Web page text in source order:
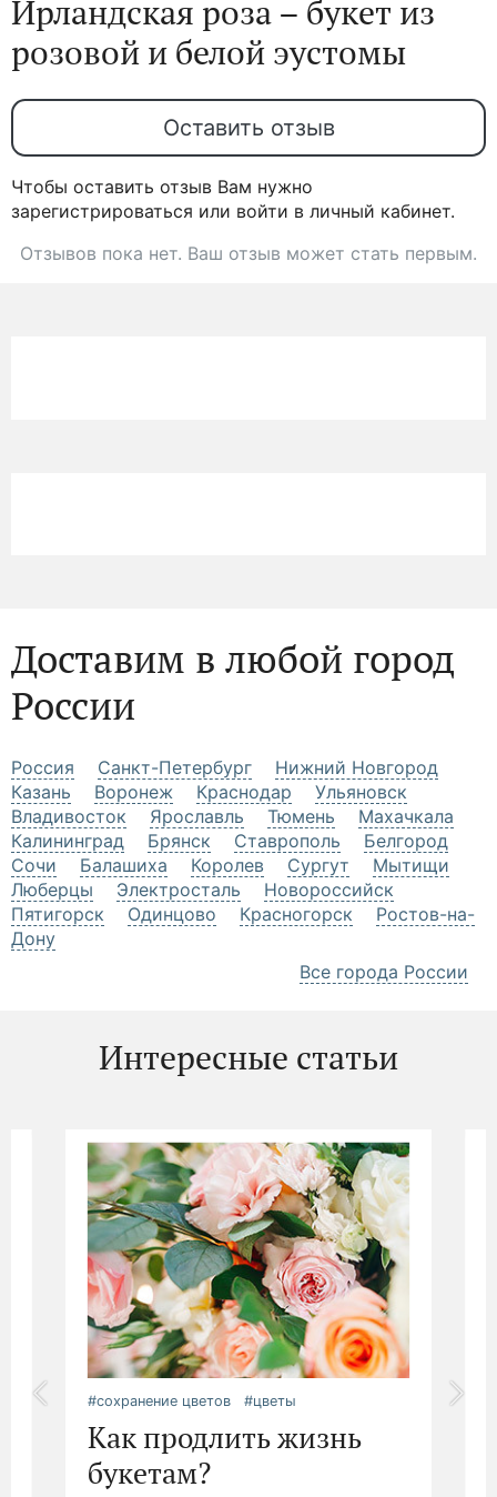
Ирландская роза – букет из
розовой и белой эустомы
Оставить отзыв
Чтобы оставить отзыв Вам нужно
зарегистрироваться или войти в личный кабинет.
Отзывов пока нет. Ваш отзыв может стать первым.
Доставим в любой город
России
Россия Санкт-Петербург
Нижний Новгород
Казань
Воронеж Краснодар
Ульяновск
Владивосток
Ярославль Тюмень
Махачкала
Калининград
Брянск Ставрополь
Белгород
Сочи
Балашиха Королев Сургут
Мытищи
Люберцы
Электросталь
Новороссийск
Пятигорск
Одинцово Красногорск
Ростов-на-
Дону
Все города России
Интересные статьи
#сохранение цветов #цветы
Как продлить жизнь
букетам?